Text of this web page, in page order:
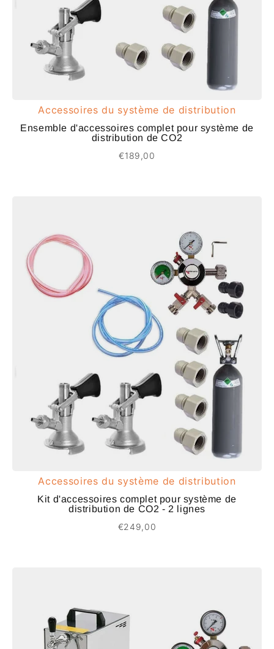
Accessoires du système de distribution
Ensemble d'accessoires complet pour système de
distribution de CO2
€189,00
Accessoires du système de distribution
Kit d'accessoires complet pour système de
distribution de CO2 - 2 lignes
€249,00